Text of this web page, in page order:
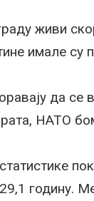
живи
имале су
да се
рата, НАТО
годину.